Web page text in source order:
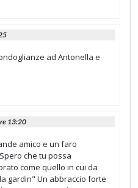
ad Antonella e
13:20
amico e un faro
che tu possa
come quello in cui da
gardin" Un abbraccio forte